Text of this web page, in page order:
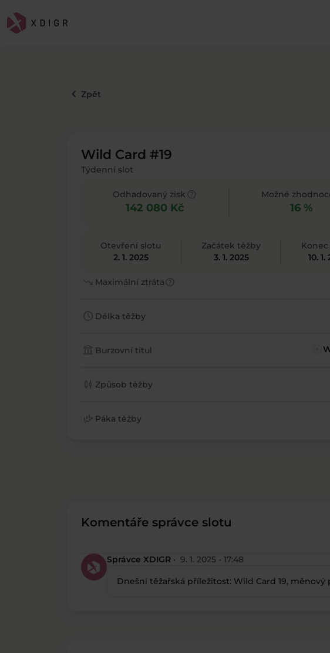
keyboard_arrow_left Zpět
Wild Card #19
Týdenní slot
Odhadovaný zisk
142 080 Kč
Možné
16 %
Otevření slotu
2. 1. 2025
Začátek těžby
3. 1. 2025
10. 1.
trending_down Maximální ztrátahelp
schedule Délka těžby
account_balance Burzovní titul
candlestick_chart Způsob těžby
finance_mode Páka těžby
Komentáře správce slotu
Správce XDIGR · 9. 1. 2025 - 17:48
Dnešní těžařská příležitost: Wild Card 19, měnový